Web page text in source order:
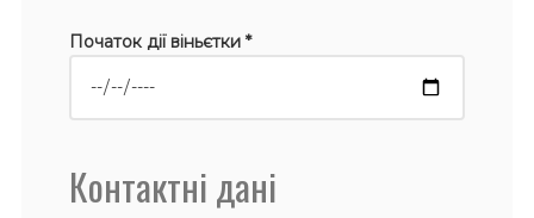
Початок дії віньєтки *
Контактні дані